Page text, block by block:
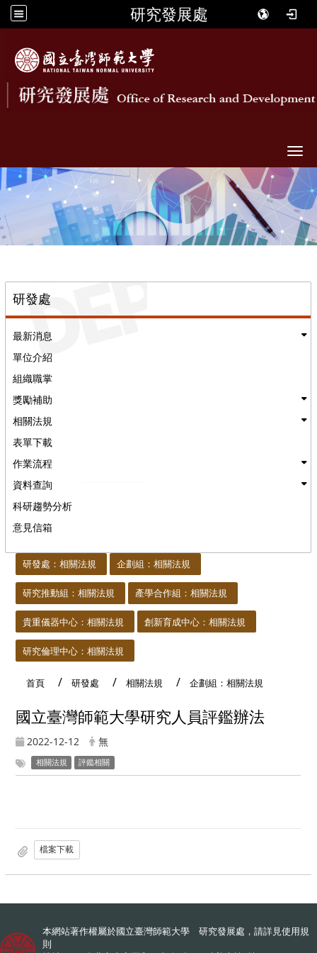
研究發展處
研發處
最新消息
單位介紹
組織職掌
獎勵補助
相關法規
表單下載
作業流程
資料查詢
科研趨勢分析
意見信箱
研發處：相關法規 企劃組：相關法規
研究推動組：相關法規 產學合作組：相關法規
貴重儀器中心：相關法規 創新育成中心：相關法規
研究倫理中心：相關法規
首頁 研發處 相關法規 企劃組：相關法規
國立臺灣師範大學研究人員評鑑辦法
2022-12-12 無
相關法規 評鑑相關
檔案下載
本網站著作權屬於國立臺灣師範大學 研究發展處，請詳見使用規
則